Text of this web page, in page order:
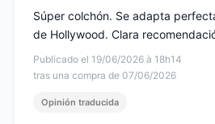
Publicado el 19/06/2026 à 18h14
tras una compra de 07/06/2026
Súper colchón. Se adapta
de Hollywood. Clara
Opinión traducida